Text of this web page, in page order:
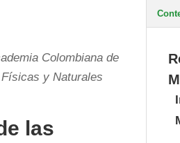
Colombiana de
y Naturales
las